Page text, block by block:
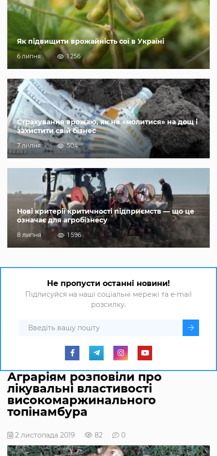
Як підвищити врожайність сої в Україні
6 липня 1 256
Страхування врожаю, як не «молитися» на дощ і
захистити свій бізнес
7 липня 504
Нові критерії критичності підприємств — що це
означає для агробізнесу
8 липня 1 596
Не пропусти останні новини!
Підписуйся на наші соціальні мережі та e-mail
розсилку.
Аграріям розповіли про
лікувальні властивості
високомаржинального
топінамбура
2 листопада 2019 82 0